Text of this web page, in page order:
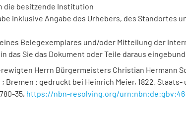
die besitzende Institution
inklusive Angabe des Urhebers, des Standortes
Belegexemplares und/oder Mitteilung der
das Sie das Dokument oder Teile daraus
Herrn Bürgermeisters Christian Hermann
; Bremen : gedruckt bei Heinrich Meier, 1822.
35, https://nbn-resolving.org/